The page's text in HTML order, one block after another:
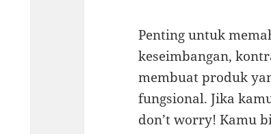
Penting untuk
keseimbangan,
membuat produk
fungsional. Jika
don’t worry! Kamu